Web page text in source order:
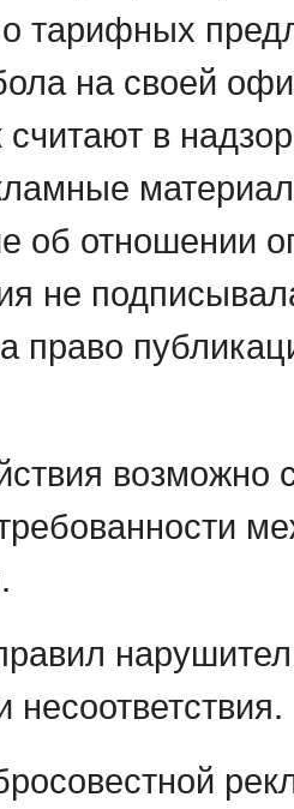
тарифных
на своей
считают в
об отношении
не
право
возможно
несоответствия.